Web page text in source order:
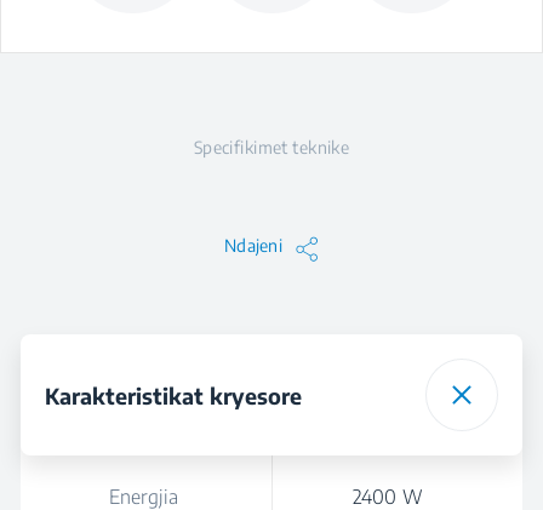
Specifikimet teknike
Ndajeni
Karakteristikat kryesore
Energjia 2400 W